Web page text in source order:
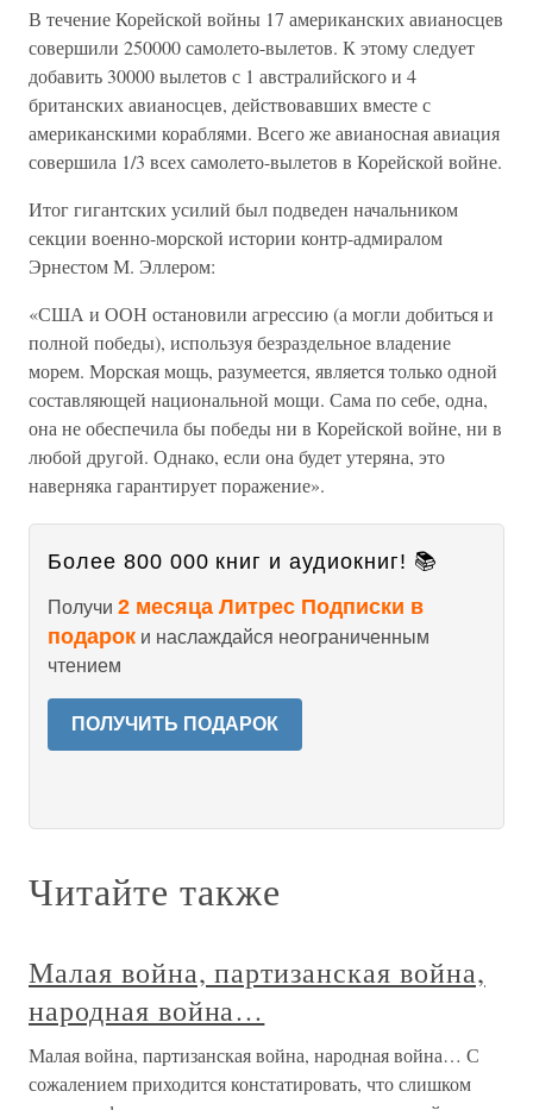
В течение Корейской войны 17 американских авианосцев
совершили 250000 самолето-вылетов. К этому следует
добавить 30000 вылетов с 1 австралийского и 4
британских авианосцев, действовавших вместе с
американскими кораблями. Всего же авианосная авиация
совершила 1/3 всех самолето-вылетов в Корейской войне.
Итог гигантских усилий был подведен начальником
секции военно-морской истории контр-адмиралом
Эрнестом М. Эллером:
«США и ООН остановили агрессию (а могли добиться и
полной победы), используя безраздельное владение
морем. Морская мощь, разумеется, является только одной
составляющей национальной мощи. Сама по себе, одна,
она не обеспечила бы победы ни в Корейской войне, ни в
любой другой. Однако, если она будет утеряна, это
наверняка гарантирует поражение».
Более 800 000 книг и аудиокниг! 📚
Получи 2 месяца Литрес Подписки в
подарок и наслаждайся неограниченным
чтением
ПОЛУЧИТЬ ПОДАРОК
Читайте также
Малая война, партизанская война,
народная война…
Малая война, партизанская война, народная война… С
сожалением приходится констатировать, что слишком